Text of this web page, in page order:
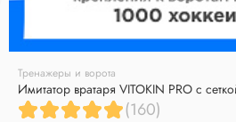
Тренажеры и ворота
Имитатор вратаря VITOKIN PRO с
(160)